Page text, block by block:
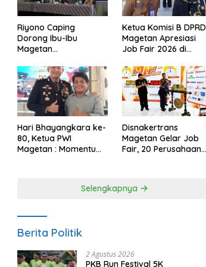
Riyono Caping
Dorong Ibu-Ibu
Magetan
Ikan, Perkuat Budaya
Gemar Makan Ikan
Ketua Komisi B DPRD
Magetan Apresiasi
Job Fair 2026 di
Anggaran
Hari Bhayangkara ke-
80, Ketua PWI
Magetan : Momentum
Disnakertrans
Magetan Gelar Job
Fair, 20 Perusahaan
Selengkapnya
Berita Politik
2 Agustus 2026
PKB Run Festival 5K